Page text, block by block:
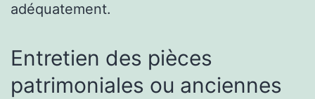
adéquatement.
Entretien des pièces
patrimoniales ou anciennes